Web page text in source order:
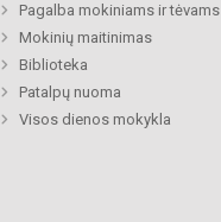
Pagalba mokiniams ir tėvams
Mokinių maitinimas
Biblioteka
Patalpų nuoma
Visos dienos mokykla